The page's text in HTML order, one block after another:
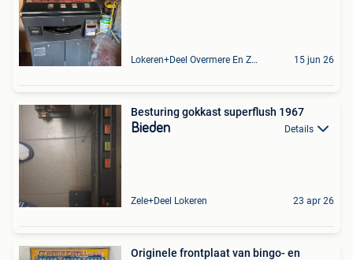
Lokeren+Deel Overmere En Zele 15 jun 26
Besturing gokkast superflush 1967
Bieden Details
Zele+Deel Lokeren 23 apr 26
Originele frontplaat van bingo- en